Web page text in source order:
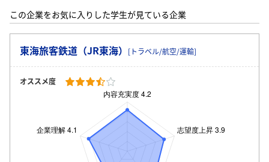
この企業をお気に入りした学生が見ている企業
東海旅客鉄道（JR東海） [トラベル/航空/運輸]
オススメ度